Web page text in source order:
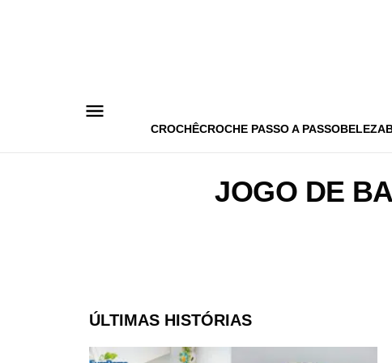
CROCHÊCROCHE PASSO A PASSOBELEZA
JOGO DE
ÚLTIMAS HISTÓRIAS